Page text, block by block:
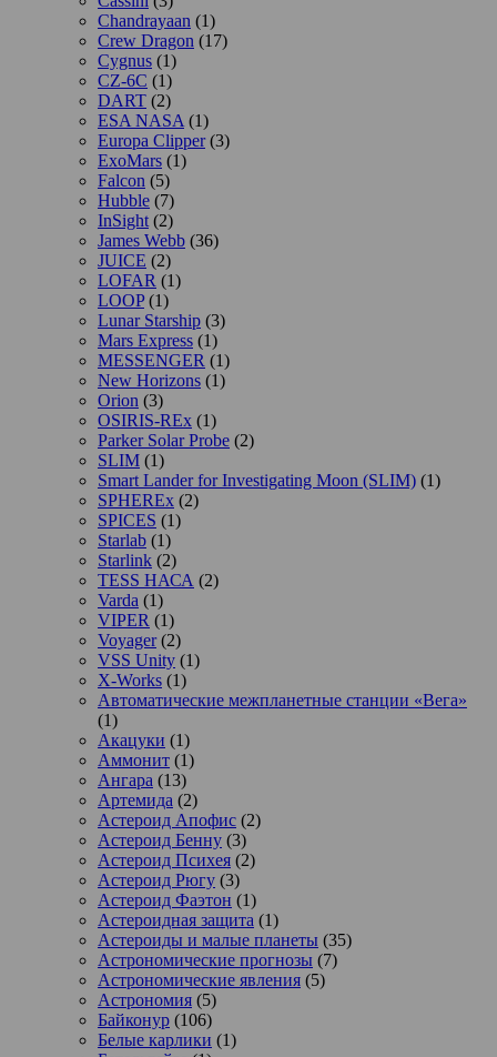
Chandrayaan (1)
Crew Dragon (17)
Cygnus (1)
CZ-6C (1)
DART (2)
ESA NASA (1)
Europa Clipper(3)
ExoMars (1)
Falcon (5)
Hubble (7)
InSight (2)
James Webb (36)
JUICE (2)
LOFAR (1)
LOOP(1)
Lunar Starship (3)
Mars Express (1)
MESSENGER (1)
New Horizons (1)
Orion (3)
OSIRIS-REx (1)
Parker Solar Probe (2)
SLIM (1)
Smart Lander for Investigating Moon (SLIM) (1)
SPHEREx (2)
SPICES (1)
Starlab (1)
Starlink (2)
TESS НАСА (2)
Varda (1)
VIPER (1)
Voyager(2)
VSS Unity (1)
X-Works (1)
Автоматические межпланетные станции «Вега»
(1)
Акацуки (1)
Аммонит (1)
Ангара (13)
Артемида (2)
Астероид Апофис (2)
Астероид Бенну (3)
Астероид Психея (2)
Астероид Рюгу (3)
Астероид Фаэтон (1)
Астероидная защита (1)
Астероиды и малые планеты (35)
Астрономические прогнозы (7)
Астрономические явления (5)
Астрономия (5)
Байконур (106)
Белые карлики (1)